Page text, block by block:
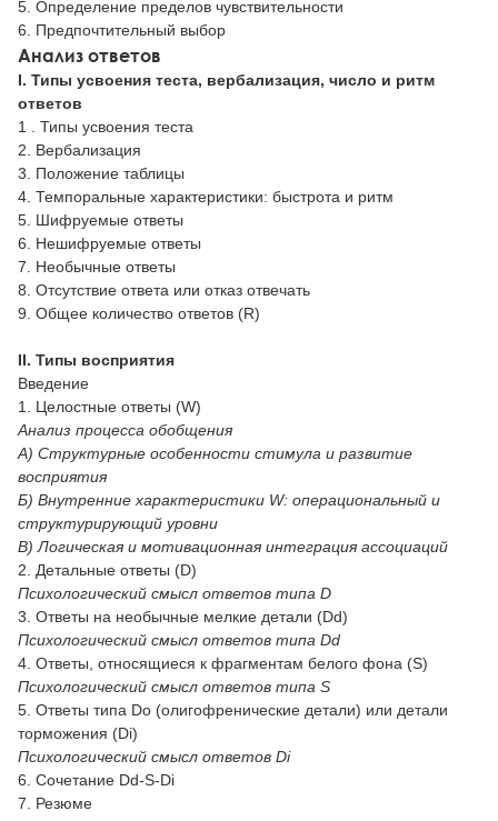
5. Определение пределов чувствительности
6. Предпочтительный выбор
Анализ ответов
I. Типы усвоения теста, вербализация, число и ритм
ответов
1 . Типы усвоения теста
2. Вербализация
3. Положение таблицы
4. Темпоральные характеристики: быстрота и ритм
5. Шифруемые ответы
6. Нешифруемые ответы
7. Необычные ответы
8. Отсутствие ответа или отказ отвечать
9. Общее количество ответов (R)
II. Типы восприятия
Введение
1. Целостные ответы (W)
Анализ процесса обобщения
A) Структурные особенности стимула и развитие
восприятия
Б) Внутренние характеристики W: операциональный и
структурирующий уровни
B) Логическая и мотивационная интеграция ассоциаций
2. Детальные ответы (D)
Психологический смысл ответов типа D
3. Ответы на необычные мелкие детали (Dd)
Психологический смысл ответов типа Dd
4. Ответы, относящиеся к фрагментам белого фона (S)
Психологический смысл ответов типа S
5. Ответы типа Do (олигофренические детали) или детали
торможения (Di)
Психологический смысл ответов Di
6. Сочетание Dd-S-Di
7. Резюме